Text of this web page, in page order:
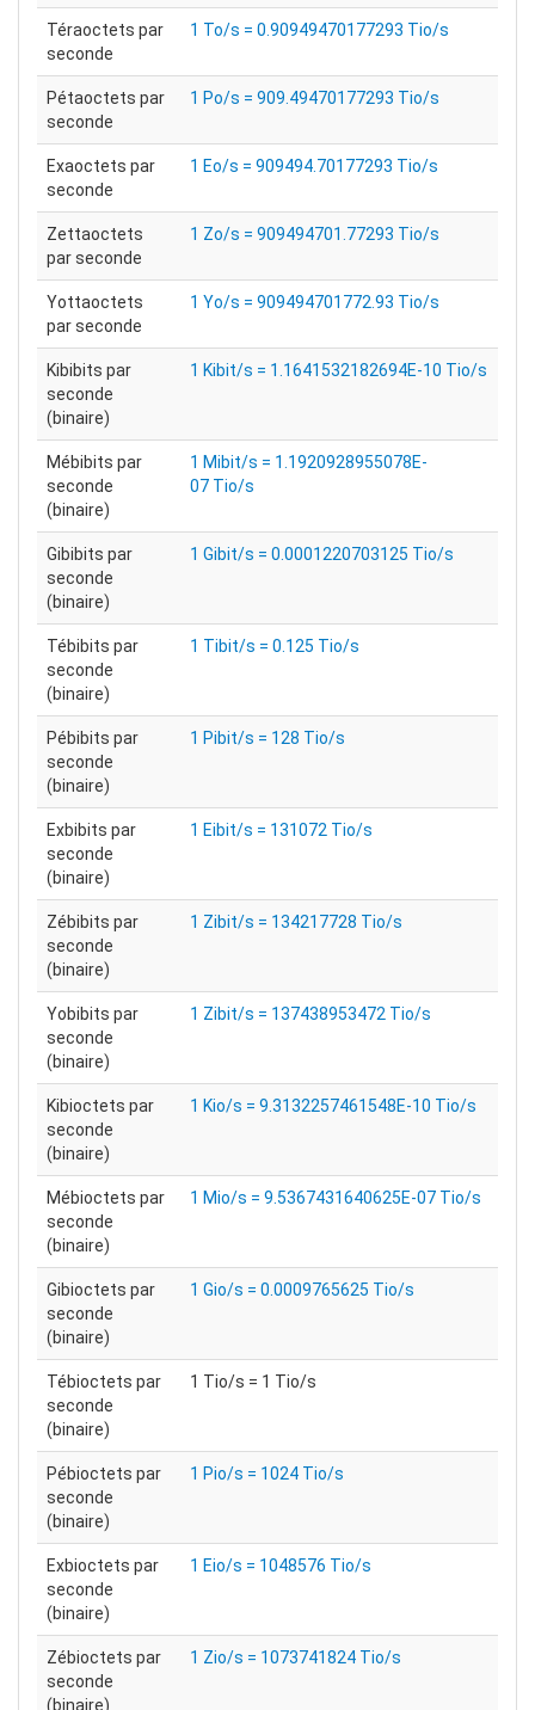
Téraoctets par
seconde
1 To/s = 0.90949470177293 Tio/s
Pétaoctets par
seconde
1 Po/s = 909.49470177293 Tio/s
Exaoctets par
seconde
1 Eo/s = 909494.70177293 Tio/s
Zettaoctets
par seconde
1 Zo/s = 909494701.77293 Tio/s
Yottaoctets
par seconde
1 Yo/s = 909494701772.93 Tio/s
Kibibits par
seconde
(binaire)
1 Kibit/s = 1.1641532182694E-10 Tio/s
Mébibits par
seconde
(binaire)
1 Mibit/s = 1.1920928955078E-
07 Tio/s
Gibibits par
seconde
(binaire)
1 Gibit/s = 0.0001220703125 Tio/s
Tébibits par
seconde
(binaire)
1 Tibit/s = 0.125 Tio/s
Pébibits par
seconde
(binaire)
1 Pibit/s = 128 Tio/s
Exbibits par
seconde
(binaire)
1 Eibit/s = 131072 Tio/s
Zébibits par
seconde
(binaire)
1 Zibit/s = 134217728 Tio/s
Yobibits par
seconde
(binaire)
1 Zibit/s = 137438953472 Tio/s
Kibioctets par
seconde
(binaire)
1 Kio/s = 9.3132257461548E-10 Tio/s
Mébioctets par
seconde
(binaire)
1 Mio/s = 9.5367431640625E-07 Tio/s
Gibioctets par
seconde
(binaire)
1 Gio/s = 0.0009765625 Tio/s
Tébioctets par
seconde
(binaire)
1 Tio/s = 1 Tio/s
Pébioctets par
seconde
(binaire)
1 Pio/s = 1024 Tio/s
Exbioctets par
seconde
(binaire)
1 Eio/s = 1048576 Tio/s
Zébioctets par
seconde
(binaire)
1 Zio/s = 1073741824 Tio/s